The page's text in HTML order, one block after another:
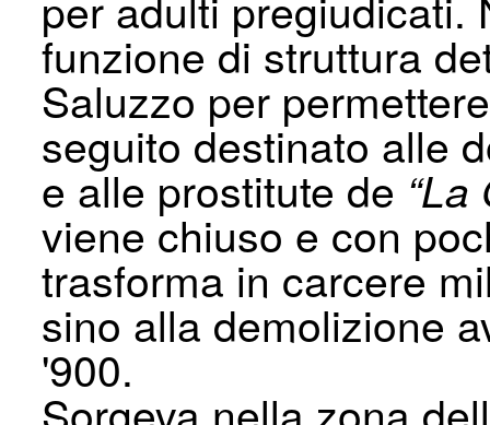
funzione di struttura
Saluzzo per
seguito destinato alle
e alle prostitute de “La
viene chiuso e con
trasforma in carcere
sino alla demolizione
'900.